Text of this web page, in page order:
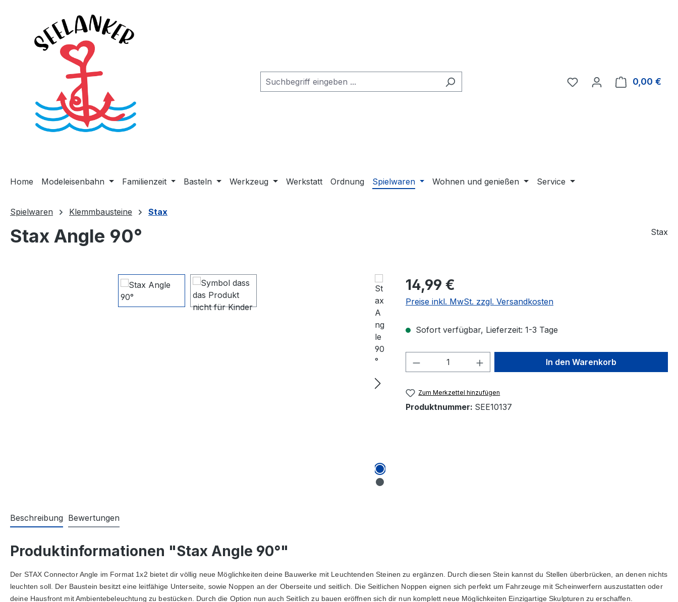
Du hast 0 Produkte auf
0,00 €
Home Modeleisenbahn Familienzeit Basteln Werkzeug Werkstatt Ordnung Spielwaren Wohnen und genießen Service
Spielwaren Klemmbausteine Stax
Stax Angle 90° Stax
Regulärer Preis:
14,99 €
Preise inkl. MwSt. zzgl. Versandkosten
Sofort verfügbar, Lieferzeit: 1-3 Tage
Produkt Anzahl: Gib den gewünschten Wert
In den Warenkorb
Zum Merkzettel hinzufügen
Produktnummer: SEE10137
Beschreibung Bewertungen
Produktinformationen "Stax Angle 90°"
Der STAX Connector Angle im Format 1x2 bietet dir völlig neue Möglichkeiten deine Bauwerke mit Leuchtenden Steinen zu ergänzen. Durch diesen Stein kannst du Stellen überbrücken, an denen nichts
leuchten soll. Der Baustein besitzt eine leitfähige Unterseite, sowie Noppen an der Oberseite und seitlich. Die Seitlichen Noppen eignen sich perfekt um Fahrzeuge mit Scheinwerfern auszustatten oder
deine Hausfront mit Ambientebeleuchtung zu bestücken. Durch die Option nun auch Seitlich zu bauen eröffnen sich dir nun komplett neue Möglichkeiten Einzigartige Skulpturen zu erschaffen.